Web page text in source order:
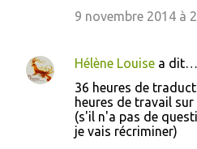
9 novembre 2014 à
Hélène Louise a dit…
36 heures de
heures de travail sur
(s'il n'a pas de
je vais récriminer)